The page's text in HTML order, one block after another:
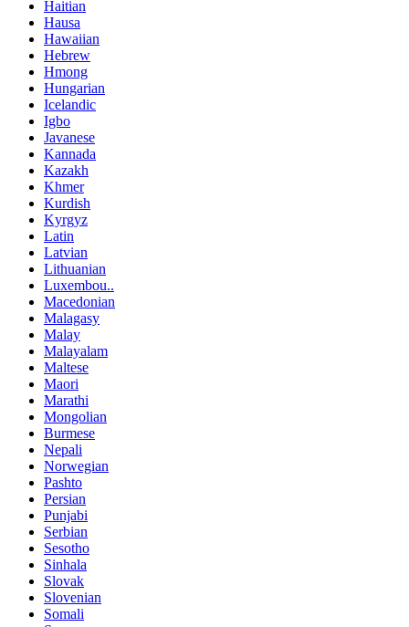
Haitian
Hausa
Hawaiian
Hebrew
Hmong
Hungarian
Icelandic
Igbo
Javanese
Kannada
Kazakh
Khmer
Kurdish
Kyrgyz
Latin
Latvian
Lithuanian
Luxembou..
Macedonian
Malagasy
Malay
Malayalam
Maltese
Maori
Marathi
Mongolian
Burmese
Nepali
Norwegian
Pashto
Persian
Punjabi
Serbian
Sesotho
Sinhala
Slovak
Slovenian
Somali